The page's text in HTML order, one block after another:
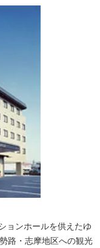
ョンホールを供えたゆ
路・志摩地区への観光